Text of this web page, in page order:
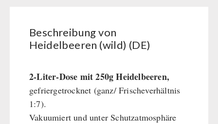
GEFRIERGETROCKNET
leckker Bio Früchte
SicherSatt Früchte
SicherSatt Gemüse
Instant Frühstück
Instant Gerichte
Instant Dessert
NAHRUNGSMITTEL DRITTANBIETER
Notrationen
TRINKEN
Beschreibung von
Heidelbeeren (wild) (DE)
2-Liter-Dose mit 250g Heidelbeeren,
gefriergetrocknet (ganz/ Frischeverhältnis
1:7).
Vakuumiert und unter Schutzatmosphäre